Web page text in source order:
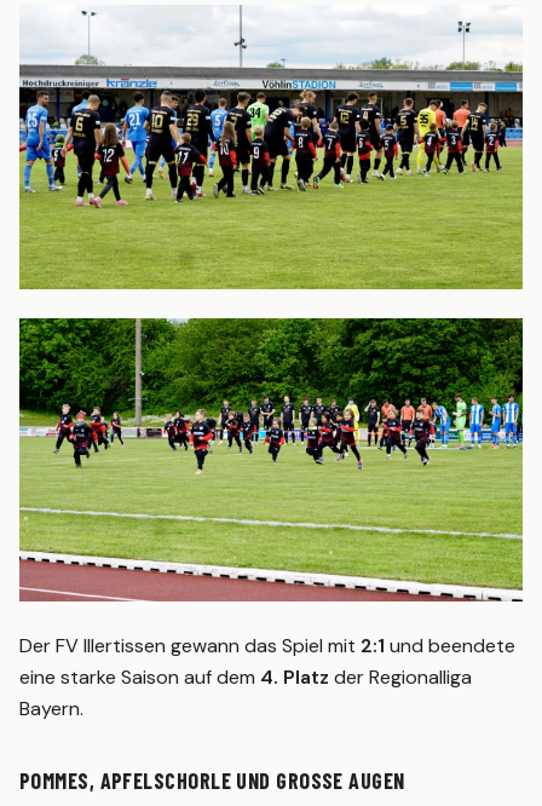
Der FV Illertissen gewann das Spiel mit 2:1 und beendete
eine starke Saison auf dem 4. Platz der Regionalliga
Bayern.
POMMES, APFELSCHORLE UND GROSSE AUGEN